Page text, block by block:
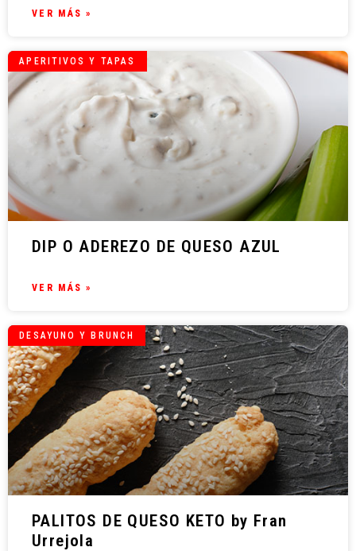
VER MÁS »
APERITIVOS Y TAPAS
DIP O ADEREZO DE QUESO AZUL
VER MÁS »
DESAYUNO Y BRUNCH
PALITOS DE QUESO KETO by Fran
Urrejola